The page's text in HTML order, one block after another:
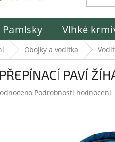
Pamlsky Vlhké
Obojky a vodítka
PAVÍ
Podrobnosti hodnocení